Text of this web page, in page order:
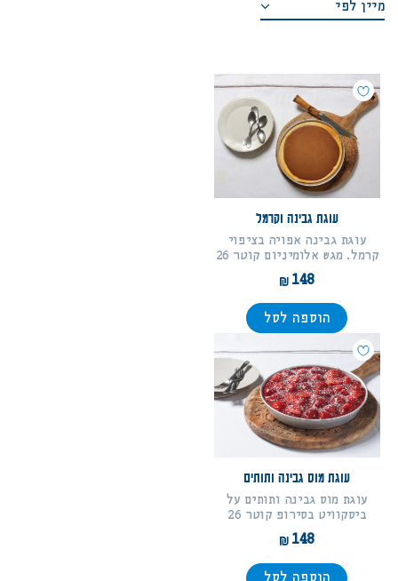
משתמש חדש/אורח
מיין לפי
מחיר מגבוה לנמוך
מחיר מנמוך לגבוה
סדר א-ב יורד
סדר א-ב עולה
עוגת גבינה וקרמל
עוגת גבינה אפויה בציפוי
קרמל. מגש אלומיניום קוטר 26
148
הוספה לסל
עוגת מוס גבינה ותותים
עוגת מוס גבינה ותותים על
ביסקוויט בסירופ קוטר 26
148
הוספה לסל